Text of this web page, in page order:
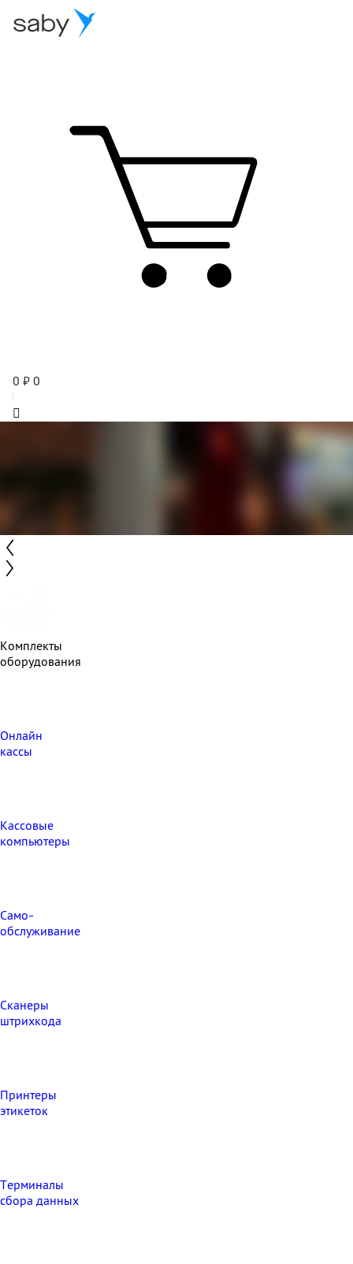
0 ₽ 0
Комплекты
оборудования
Онлайн
кассы
Кассовые
компьютеры
Само-
обслуживание
Сканеры
штрихкода
Принтеры
этикеток
Терминалы
сбора данных